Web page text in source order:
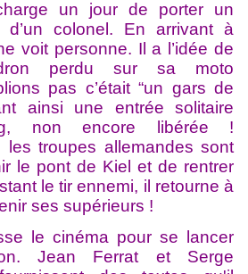
un jour de porter un
colonel. En arrivant à
voit personne. Il a l’idée de
perdu sur sa moto
pas c’était “un gars de
ainsi une entrée solitaire
non encore libérée !
les troupes allemandes sont
le pont de Kiel et de rentrer
le tir ennemi, il retourne à
ses supérieurs !
le cinéma pour se lancer
Jean Ferrat et Serge